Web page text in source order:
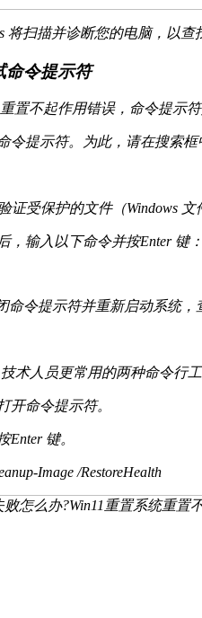
将扫描并诊断您的电脑，以查
命令提示符
重置不起作用错误，命令提示
令提示符。为此，请在搜索
证受保护的文件（Windows
，输入以下命令并按Enter 键：
命令提示符并重新启动系统，
术人员更常用的两种命令行
开命令提示符。
Enter 键。
Image /RestoreHealth